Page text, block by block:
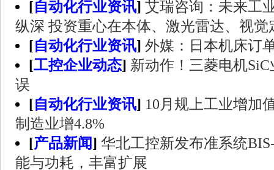
[自动化行业资讯] 艾瑞咨询：未来工
纵深 投资重心在本体、激光雷达、视觉
[自动化行业资讯] 外媒：日本机床订
[工控企业动态] 新动作！三菱电机
误
[自动化行业资讯] 10月规上工业增加
制造业增4.8%
[产品新闻] 华北工控新发布准系统
能与功耗，丰富扩展